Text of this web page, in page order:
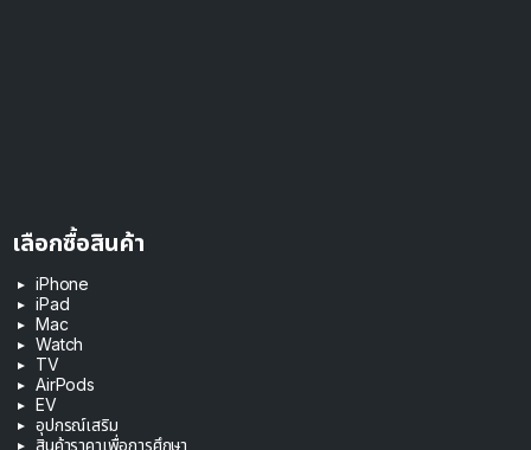
เลือกซื้อสินค้า
iPhone
iPad
Mac
Watch
TV
AirPods
EV
อุปกรณ์เสริม
สินค้าราคาเพื่อการศึกษา